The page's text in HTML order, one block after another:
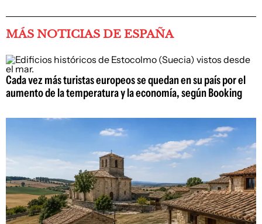
MÁS NOTICIAS DE ESPAÑA
Cada vez más turistas europeos se quedan en su país por el
aumento de la temperatura y la economía, según Booking